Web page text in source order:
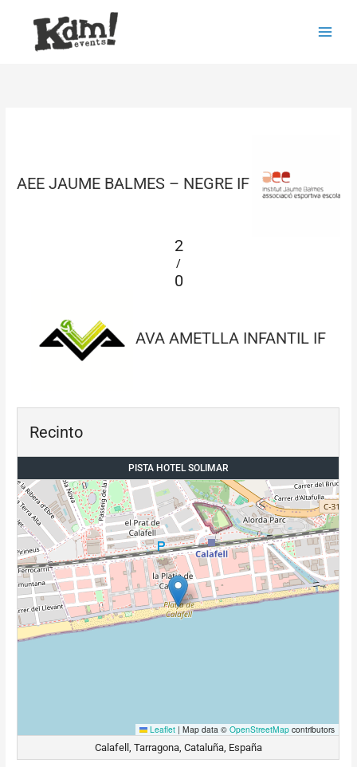
contenido
AEE JAUME BALMES – NEGRE IF
2
/
0
AVA AMETLLA INFANTIL IF
Recinto
PISTA HOTEL SOLIMAR
Leaflet | Map data ©OpenStreetMap contributors
Calafell, Tarragona, Cataluña, España